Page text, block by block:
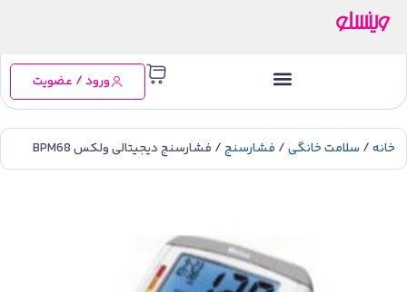
ورود / عضویت
خانه/ سلامت خانگی/ فشارسنج/ فشارسنج دیجیتالی ولکس BPM68